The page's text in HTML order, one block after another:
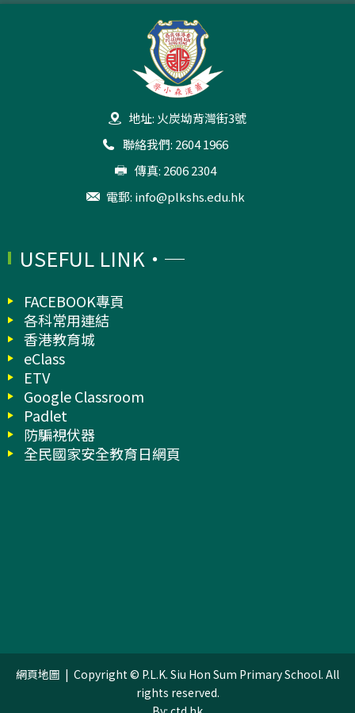
地址: 火炭坳背灣街3號
聯絡我們: 2604 1966
傳真: 2606 2304
電郵: info@plkshs.edu.hk
USEFUL LINK
FACEBOOK專頁
各科常用連結
香港教育城
eClass
ETV
Google Classroom
Padlet
防騙視伏器
全民國家安全教育日網頁
網頁地圖 | Copyright © P.L.K. Siu Hon Sum Primary School. All
rights reserved.